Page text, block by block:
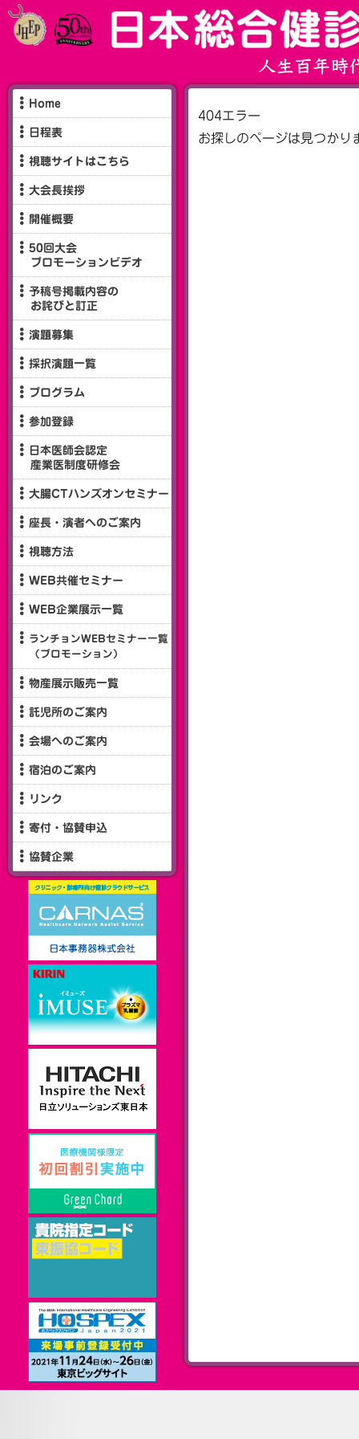
Home
日程表
視聴サイトはこちら
大会長挨拶
開催概要
50回大会
プロモーションビデオ
予稿号掲載内容の
お詫びと訂正
演題募集
採択演題一覧
プログラム
参加登録
日本医師会認定
産業医制度研修会
大腸CTハンズオンセミナー
座長・演者へのご案内
視聴方法
WEB共催セミナー
WEB企業展示一覧
ランチョンWEBセミナー一覧
（プロモーション）
物産展示販売一覧
託児所のご案内
会場へのご案内
宿泊のご案内
リンク
寄付・協賛申込
協賛企業
404エラー
お探しのページは見つかり